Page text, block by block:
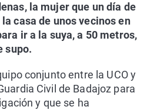
la mujer que un día de
casa de unos vecinos en
ir a la suya, a 50 metros,
supo.
conjunto entre la UCO y
Civil de Badajoz para
y que se ha